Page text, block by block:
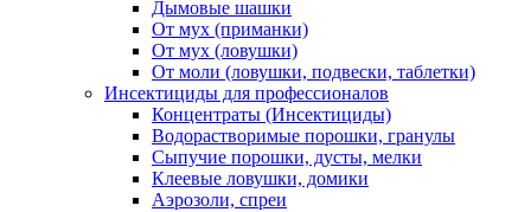
Дымовые шашки
От мух (приманки)
От мух (ловушки)
От моли (ловушки, подвески, таблетки)
Инсектициды для профессионалов
Концентраты (Инсектициды)
Водорастворимые порошки, гранулы
Сыпучие порошки, дусты, мелки
Клеевые ловушки, домики
Аэрозоли, спреи